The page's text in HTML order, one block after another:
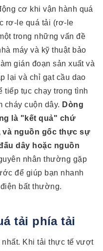
cơ khi vận hành quá
rơ-le quá tải (rơ-le
trong những vấn đề
máy và kỹ thuật bảo
gián đoạn sản xuất và
lại và chỉ gạt cầu dao
tiếp tục chạy trong tình
cháy cuộn dây. Dòng
là "kết quả" chứ
và nguồn gốc thực sự
dây hoặc nguồn
nhân thường gặp
để giúp bạn nhanh
bất thường.
tải phía tải
Khi tải thực tế vượt